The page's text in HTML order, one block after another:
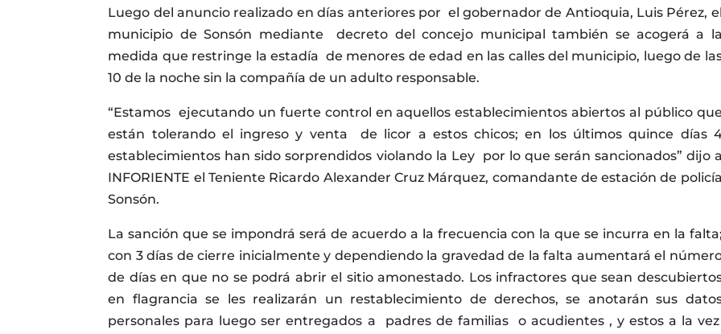
Luego del anuncio realizado en días anteriores por el gobernador de Antioquia, Luis Pérez, el
municipio de Sonsón mediante decreto del concejo municipal también se acogerá a la
medida que restringe la estadía de menores de edad en las calles del municipio, luego de
10 de la noche sin la compañía de un adulto responsable.
“Estamos ejecutando un fuerte control en aquellos establecimientos abiertos al público que
están tolerando el ingreso y venta de licor a estos chicos; en los últimos quince días
establecimientos han sido sorprendidos violando la Ley por lo que serán sancionados” dijo a
INFORIENTE el Teniente Ricardo Alexander Cruz Márquez, comandante de estación de policía
Sonsón.
La sanción que se impondrá será de acuerdo a la frecuencia con la que se incurra en la falta;
con 3 días de cierre inicialmente y dependiendo la gravedad de la falta aumentará el
de días en que no se podrá abrir el sitio amonestado. Los infractores que sean
en flagrancia se les realizarán un restablecimiento de derechos, se anotarán sus
personales para luego ser entregados a padres de familias o acudientes , y estos a la vez